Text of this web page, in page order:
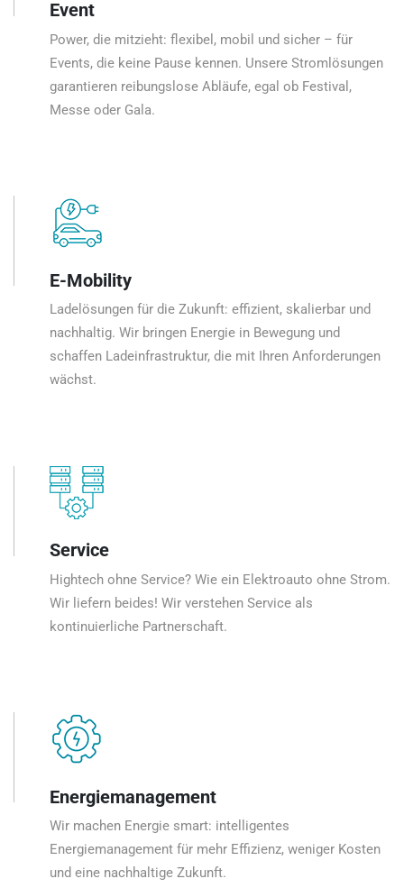
Event
Power, die mitzieht: flexibel, mobil und sicher – für
Events, die keine Pause kennen. Unsere Stromlösungen
garantieren reibungslose Abläufe, egal ob Festival,
Messe oder Gala.
E-Mobility
Ladelösungen für die Zukunft: effizient, skalierbar und
nachhaltig. Wir bringen Energie in Bewegung und
schaffen Ladeinfrastruktur, die mit Ihren Anforderungen
wächst.
Service
Hightech ohne Service? Wie ein Elektroauto ohne Strom.
Wir liefern beides! Wir verstehen Service als
kontinuierliche Partnerschaft.
Energiemanagement
Wir machen Energie smart: intelligentes
Energiemanagement für mehr Effizienz, weniger Kosten
und eine nachhaltige Zukunft.